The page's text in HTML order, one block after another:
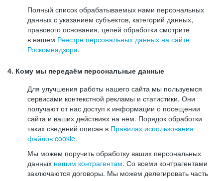
Полный список обрабатываемых нами персональных
данных с указанием субъектов, категорий данных,
правового основания, целей обработки смотрите
в нашем Реестре персональных данных на сайте
Роскомнадзора.
4. Кому мы передаём персональные данные
Для улучшения работы нашего сайта мы пользуемся
сервисами контекстной рекламы и статистики. Они
получают от нас доступ к информации о посещении
сайта и ваших действиях на нём. Порядок обработки
таких сведений описан в Правилах использования
файлов cookie.
Мы можем поручить обработку ваших персональных
данных нашим контрагентам. Со всеми контрагентами
заключаются договоры. Мы можем делегировать часть